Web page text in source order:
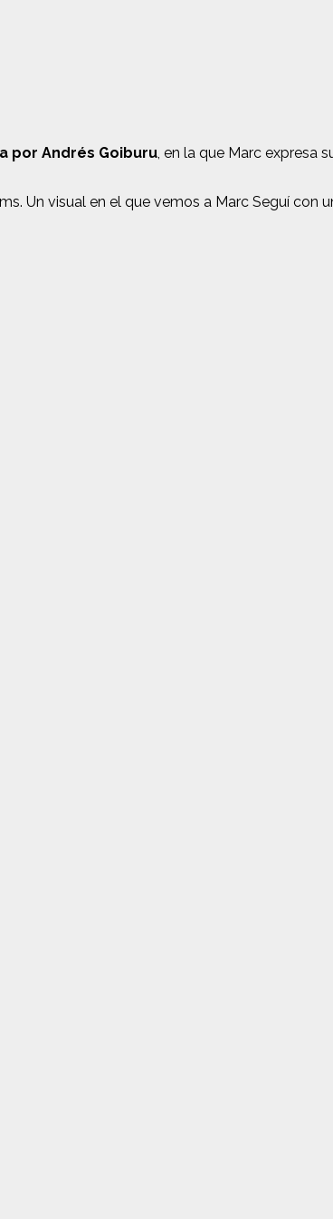
por Andrés Goiburu, en la que Marc expresa
Un visual en el que vemos a Marc Seguí con